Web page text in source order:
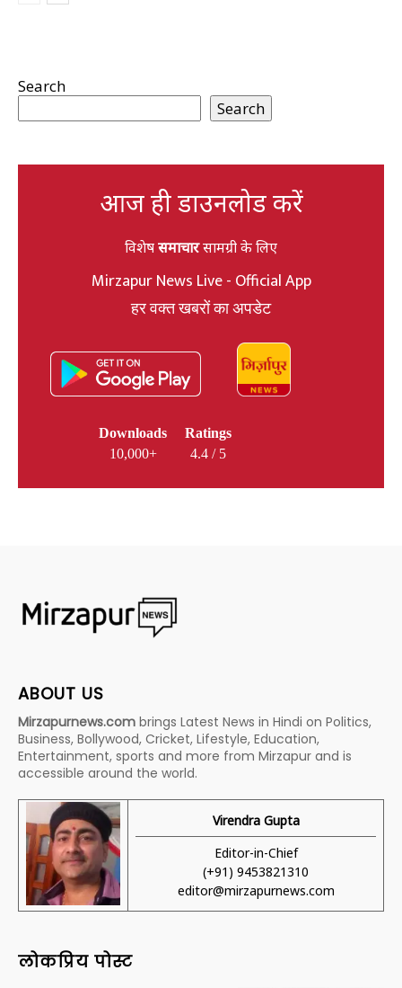
Search
Search
आज ही डाउनलोड करें
विशेषसमाचारसामग्री के लिए
Mirzapur News Live - Official App
हर वक्त खबरों का अपडेट
Downloads
10,000+
Ratings
4.4 / 5
ABOUT US
Mirzapurnews.com brings Latest News in Hindi on Politics,
Business, Bollywood, Cricket, Lifestyle, Education,
Entertainment, sports and more from Mirzapur and is
accessible around the world.
Virendra Gupta
Editor-in-Chief
(+91) 9453821310
editor@mirzapurnews.com
लोकप्रिय पोस्ट